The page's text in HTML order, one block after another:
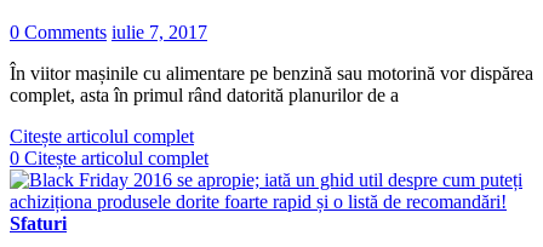
0 Comments iulie 7, 2017
În viitor mașinile cu alimentare pe benzină sau motorină vor dispărea
complet, asta în primul rând datorită planurilor de a
Citește articolul complet
0 Citește articolul complet
Sfaturi